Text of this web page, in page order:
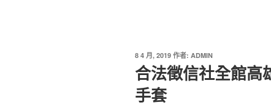
發
於
8 4 月, 2019 作者: ADMIN
合法徵信社全館高
手套